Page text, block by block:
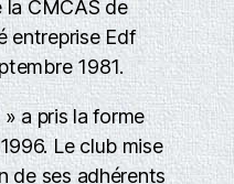
CMCAS de
entreprise Edf
1981.
a pris la forme
Le club mise
de ses adhérents